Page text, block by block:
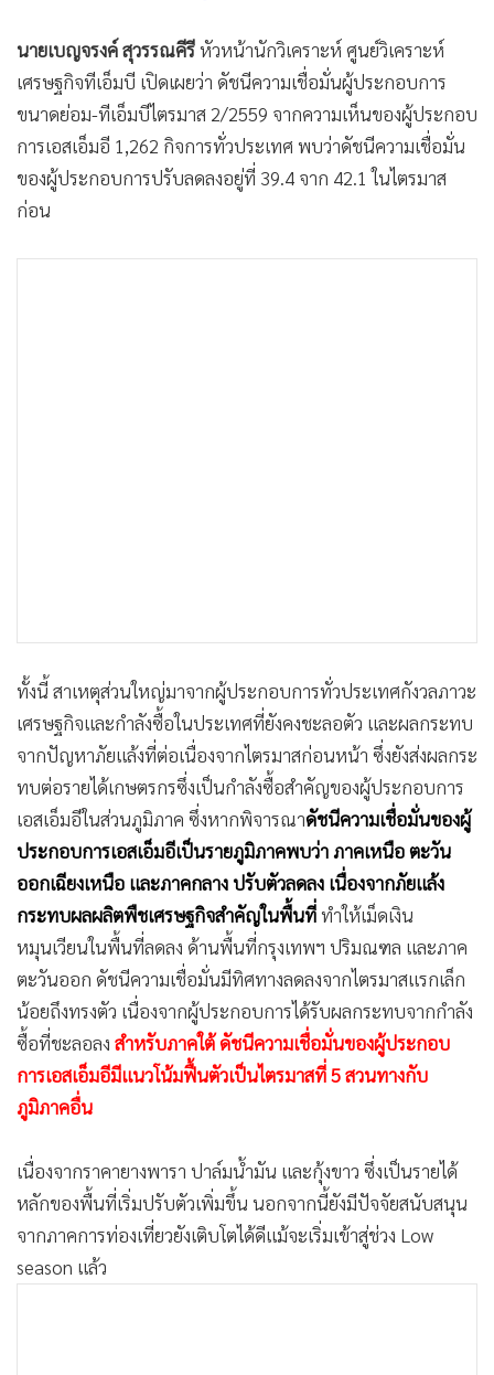
• อินโดจีน
• กองทุนรวม
• Celeb Online
• Factcheck
• ญี่ปุ่น
• News1
• Gotomanager
นายเบญจรงค์ สุวรรณคีรีหัวหน้านักวิเคราะห์ ศูนย์วิเคราะห์
เศรษฐกิจทีเอ็มบี เปิดเผยว่า ดัชนีความเชื่อมั่นผู้ประกอบการ
ขนาดย่อม-ทีเอ็มบีไตรมาส 2/2559 จากความเห็นของผู้ประกอบ
การเอสเอ็มอี 1,262 กิจการทั่วประเทศ พบว่าดัชนีความเชื่อมั่น
ของผู้ประกอบการปรับลดลงอยู่ที่ 39.4 จาก 42.1 ในไตรมาส
ก่อน
ทั้งนี้ สาเหตุส่วนใหญ่มาจากผู้ประกอบการทั่วประเทศกังวลภาวะ
เศรษฐกิจและกำลังซื้อในประเทศที่ยังคงชะลอตัว และผลกระทบ
จากปัญหาภัยแล้งที่ต่อเนื่องจากไตรมาสก่อนหน้า ซึ่งยังส่งผลกระ
ทบต่อรายได้เกษตรกรซึ่งเป็นกำลังซื้อสำคัญของผู้ประกอบการ
เอสเอ็มอีในส่วนภูมิภาค ซึ่งหากพิจารณาดัชนีความเชื่อมั่นของผู้
ประกอบการเอสเอ็มอีเป็นรายภูมิภาคพบว่า ภาคเหนือ ตะวัน
ออกเฉียงเหนือ และภาคกลาง ปรับตัวลดลง เนื่องจากภัยแล้ง
กระทบผลผลิตพืชเศรษฐกิจสำคัญในพื้นที่ทำให้เม็ดเงิน
หมุนเวียนในพื้นที่ลดลง ด้านพื้นที่กรุงเทพฯ ปริมณฑล และภาค
ตะวันออก ดัชนีความเชื่อมั่นมีทิศทางลดลงจากไตรมาสแรกเล็ก
น้อยถึงทรงตัว เนื่องจากผู้ประกอบการได้รับผลกระทบจากกำลัง
ซื้อที่ชะลอลง สำหรับภาคใต้ ดัชนีความเชื่อมั่นของผู้ประกอบ
การเอสเอ็มอีมีแนวโน้มฟื้นตัวเป็นไตรมาสที่ 5 สวนทางกับ
ภูมิภาคอื่น
เนื่องจากราคายางพารา ปาล์มน้ำมัน และกุ้งขาว ซึ่งเป็นรายได้
หลักของพื้นที่เริ่มปรับตัวเพิ่มขึ้น นอกจากนี้ยังมีปัจจัยสนับสนุน
จากภาคการท่องเที่ยวยังเติบโตได้ดีแม้จะเริ่มเข้าสู่ช่วง Low
season แล้ว